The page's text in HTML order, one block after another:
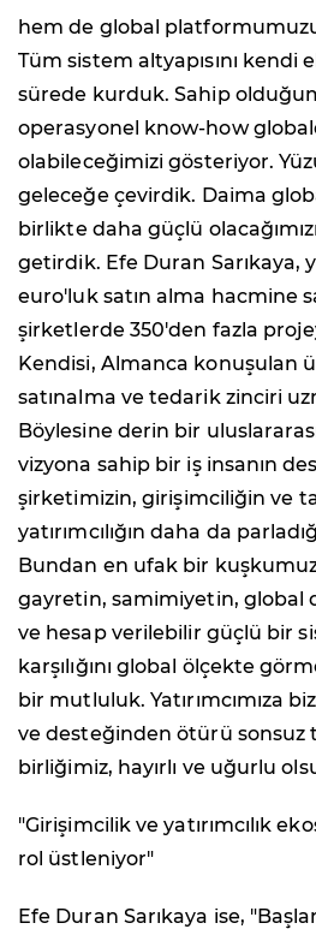
hem de global
Tüm sistem altyapısını kendi
sürede kurduk. Sahip
operasyonel know-how
olabileceğimizi gösteriyor.
geleceğe çevirdik. Daima
birlikte daha güçlü
getirdik. Efe Duran Sarıkaya,
euro'luk satın alma hacmine
şirketlerde 350'den fazla
Kendisi, Almanca konuşulan
satınalma ve tedarik zinciri
Böylesine derin bir
vizyona sahip bir iş insanın
şirketimizin, girişimciliğin ve
yatırımcılığın daha da
Bundan en ufak bir kuşkumuz
gayretin, samimiyetin, global
ve hesap verilebilir güçlü bir
karşılığını global ölçekte
bir mutluluk. Yatırımcımıza
ve desteğinden ötürü sonsuz
birliğimiz, hayırlı ve uğurlu
"Girişimcilik ve yatırımcılık
rol üstleniyor"
Efe Duran Sarıkaya ise,